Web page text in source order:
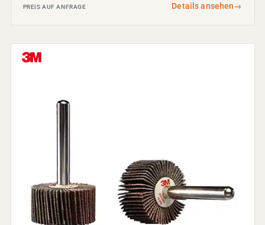
PREIS AUF ANFRAGE Details ansehen→